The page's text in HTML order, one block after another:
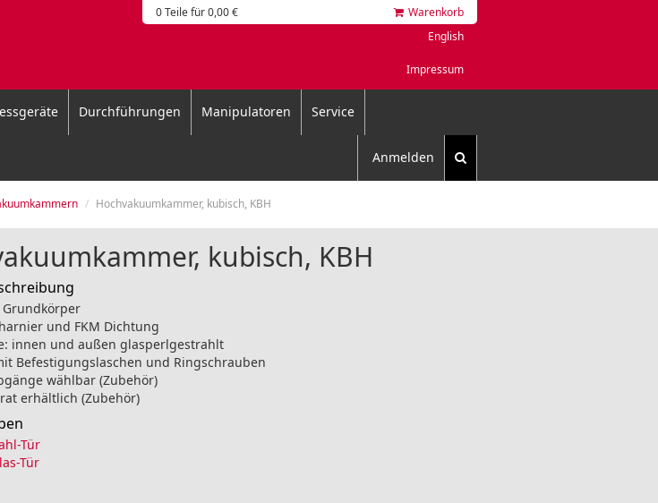
0 Teile für 0,00 €
Warenkorb
English
Impressum
Durchführungen Manipulatoren Service
Anmelden
Hochvakuumkammer, kubisch, KBH
kubisch, KBH
und FKM Dichtung
innen und außen glasperlgestrahlt
Befestigungslaschen und Ringschrauben
wählbar (Zubehör)
erhältlich (Zubehör)
Tür
Tür